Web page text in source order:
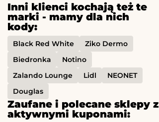
Inni klienci kochają też te
marki - mamy dla nich
kody:
Black Red White
Ziko Dermo
Biedronka
Notino
Zalando Lounge
Lidl
NEONET
Douglas
Zaufane i polecane sklepy z
aktywnymi kuponami: